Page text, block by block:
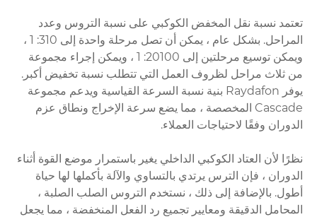
تعتمد نسبة نقل المخفض الكوكبي على نسبة التروس وعدد
المراحل. بشكل عام ، يمكن أن تصل مرحلة واحدة إلى 310: 1 ،
ويمكن توسيع مرحلتين إلى 20100: 1 ، ويمكن إجراء مجموعة
من ثلاث مراحل لظروف العمل التي تتطلب نسبة تخفيض أكبر.
يوفر Raydafon بنية نسبة السرعة القياسية ويدعم مجموعة
Cascade المخصصة ، مما يضع سرعة الإخراج ونطاق عزم
الدوران وفقًا لاحتياجات العملاء.
نظرًا لأن العتاد الكوكبي الداخلي يغير باستمرار موضع القوة أثناء
الدوران ، فإن الترس يرتدي بالتساوي والآلة بأكملها لها حياة
أطول. بالإضافة إلى ذلك ، نستخدم التروس الصلب الصلبة ،
المحامل الدقيقة ومعايير تجميع رد الفعل المنخفضة ، مما يجعل